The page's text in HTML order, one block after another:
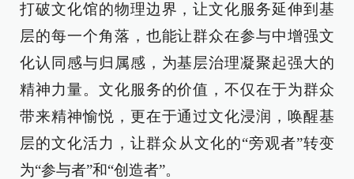
打破文化馆的物理边界，让文化服务延伸到基
层的每一个角落，也能让群众在参与中增强文
化认同感与归属感，为基层治理凝聚起强大的
精神力量。文化服务的价值，不仅在于为群众
带来精神愉悦，更在于通过文化浸润，唤醒基
层的文化活力，让群众从文化的“旁观者”转变
为“参与者”和“创造者”。